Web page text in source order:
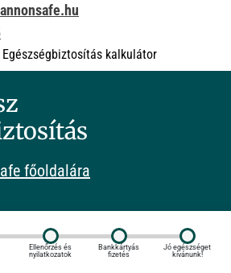
Egészségbiztosítás kalkulátor
főoldalára